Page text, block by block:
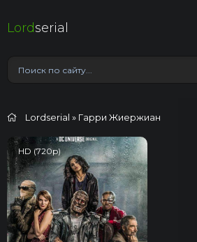
Lordserial
Lordserial » Гарри Жиержиан
HD (720p)